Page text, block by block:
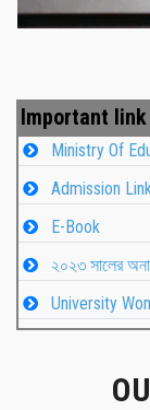
Important link
Ministry Of
Admission Link
E-Book
২০২৩ সালের
University